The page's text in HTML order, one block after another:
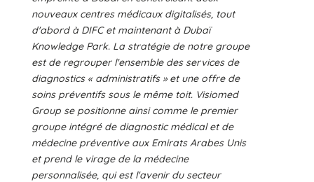
nouveaux centres médicaux digitalisés, tout
d'abord à DIFC et maintenant à Dubaï
Knowledge Park. La stratégie de notre groupe
est de regrouper l'ensemble des services de
diagnostics « administratifs » et une offre de
soins préventifs sous le même toit. Visiomed
Group se positionne ainsi comme le premier
groupe intégré de diagnostic médical et de
médecine préventive aux Emirats Arabes Unis
et prend le virage de la médecine
personnalisée, qui est l'avenir du secteur